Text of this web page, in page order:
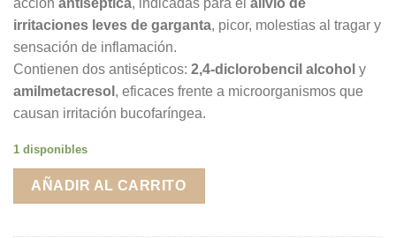
acción antiséptica, indicadas para el alivio de
irritaciones leves de garganta, picor, molestias al tragar y
sensación de inflamación.
Contienen dos antisépticos: 2,4-diclorobencil alcohol y
amilmetacresol , eficaces frente a microorganismos que
causan irritación bucofaríngea.
1 disponibles
AÑADIR AL CARRITO